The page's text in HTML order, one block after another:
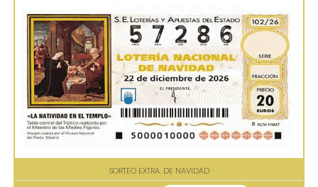
SORTEO EXTRA. DE NAVIDAD